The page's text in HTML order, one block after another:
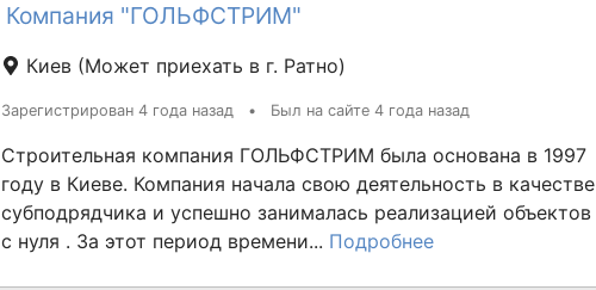
Компания "ГОЛЬФСТРИМ"
Киев (Может приехать в г. Ратно)
Зарегистрирован 4 года назад • Был на сайте 4 года назад
Строительная компания ГОЛЬФСТРИМ была основана в 1997
году в Киеве. Компания начала свою деятельность в качестве
субподрядчика и успешно занималась реализацией объектов
с нуля . За этот период времени... Подробнее